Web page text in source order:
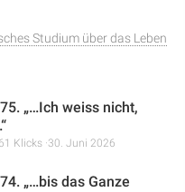
Studium über das Leben
„…Ich weiss nicht,
61 Klicks 30. Juni 2026
„…bis das Ganze